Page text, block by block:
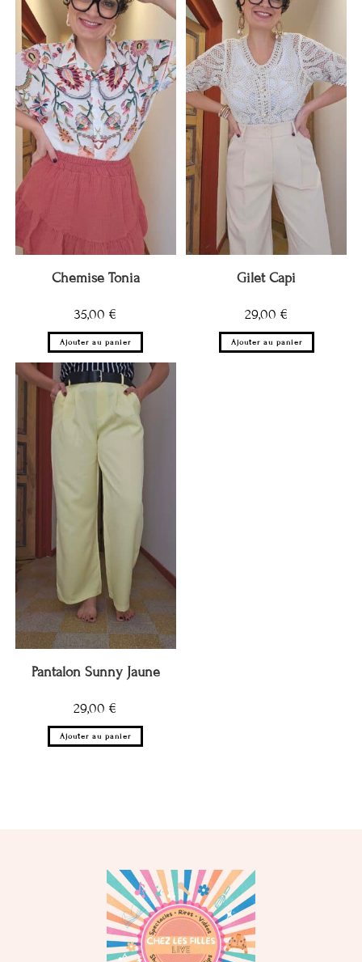
Chemise Tonia
35,00 €
Ajouter au panier
Gilet Capi
29,00 €
Ajouter au panier
Pantalon Sunny Jaune
29,00€
Ajouter au panier